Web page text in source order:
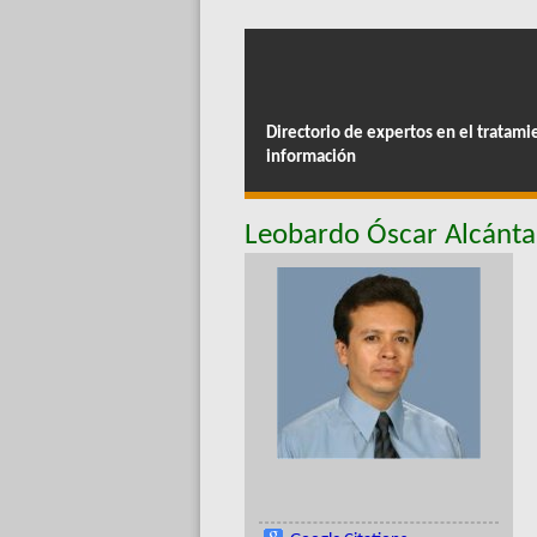
Directorio de expertos en el
información
Leobardo Óscar